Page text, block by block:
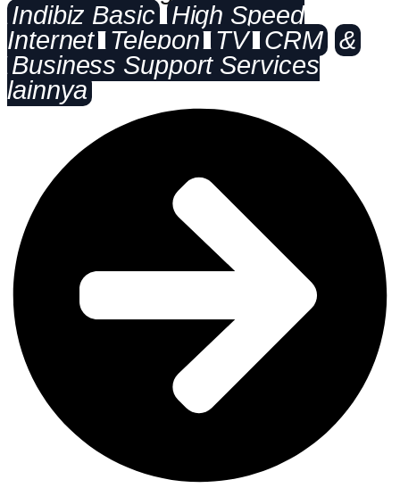
Indibiz Basic
High Speed
Internet
Telepon TV CRM &
Business Support Services
lainnya